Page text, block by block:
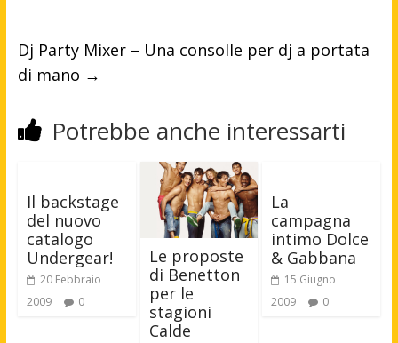
Dj Party Mixer – Una consolle per dj a portata
di mano →
Potrebbe anche interessarti
Il backstage
del nuovo
catalogo
Undergear!
20 Febbraio
2009
0
Le proposte
di Benetton
per le
stagioni
Calde
La
campagna
intimo Dolce
& Gabbana
15 Giugno
2009
0